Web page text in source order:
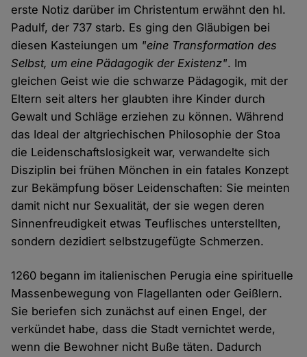
erste Notiz darüber im Christentum erwähnt den hl.
Padulf, der 737 starb. Es ging den Gläubigen bei
diesen Kasteiungen um "eine Transformation des
Selbst, um eine Pädagogik der Existenz". Im
gleichen Geist wie die schwarze Pädagogik, mit der
Eltern seit alters her glaubten ihre Kinder durch
Gewalt und Schläge erziehen zu können. Während
das Ideal der altgriechischen Philosophie der Stoa
die Leidenschaftslosigkeit war, verwandelte sich
Disziplin bei frühen Mönchen in ein fatales Konzept
zur Bekämpfung böser Leidenschaften: Sie meinten
damit nicht nur Sexualität, der sie wegen deren
Sinnenfreudigkeit etwas Teuflisches unterstellten,
sondern dezidiert selbstzugefügte Schmerzen.
1260 begann im italienischen Perugia eine spirituelle
Massenbewegung von Flagellanten oder Geißlern.
Sie beriefen sich zunächst auf einen Engel, der
verkündet habe, dass die Stadt vernichtet werde,
wenn die Bewohner nicht Buße täten. Dadurch